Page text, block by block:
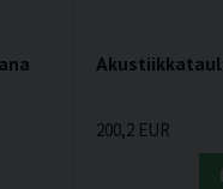
200,2 EUR